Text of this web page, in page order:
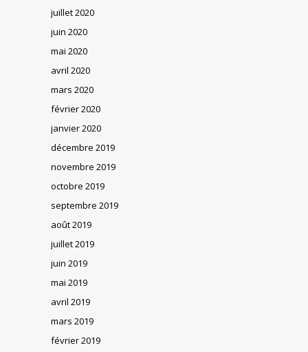
juillet 2020
juin 2020
mai 2020
avril 2020
mars 2020
février 2020
janvier 2020
décembre 2019
novembre 2019
octobre 2019
septembre 2019
août 2019
juillet 2019
juin 2019
mai 2019
avril 2019
mars 2019
février 2019